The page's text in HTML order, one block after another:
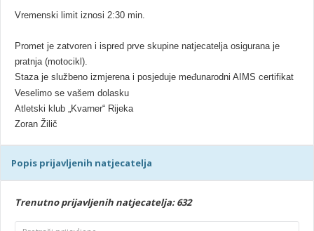
Vremenski limit iznosi 2:30 min.
Promet je zatvoren i ispred prve skupine natjecatelja osigurana je
pratnja (motocikl).
Staza je službeno izmjerena i posjeduje međunarodni AIMS certifikat
Veselimo se vašem dolasku
Atletski klub „Kvarner“ Rijeka
Zoran Žilič
Popis prijavljenih natjecatelja
Trenutno prijavljenih natjecatelja: 632